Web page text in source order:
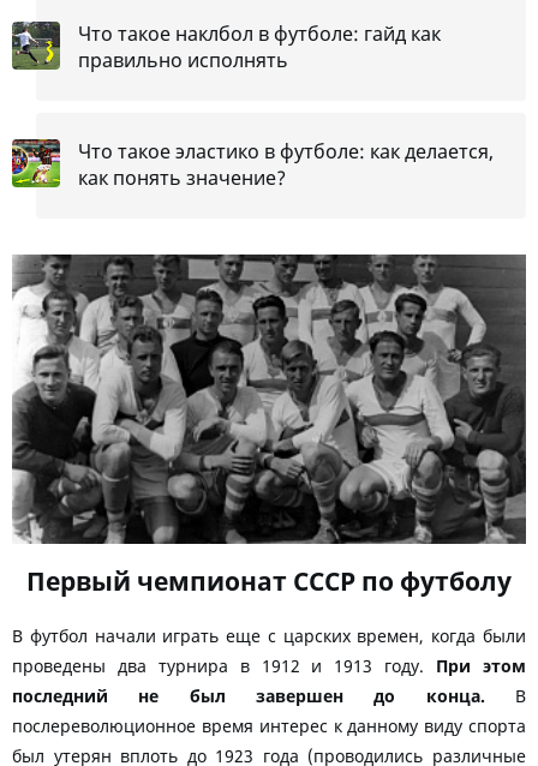
Что такое наклбол в футболе: гайд как
правильно исполнять
Что такое эластико в футболе: как делается,
как понять значение?
Первый чемпионат СССР по футболу
В футбол начали играть еще с царских времен, когда были
проведены два турнира в 1912 и 1913 году. При этом
последний не был завершен до конца. В
послереволюционное время интерес к данному виду спорта
был утерян вплоть до 1923 года (проводились различные